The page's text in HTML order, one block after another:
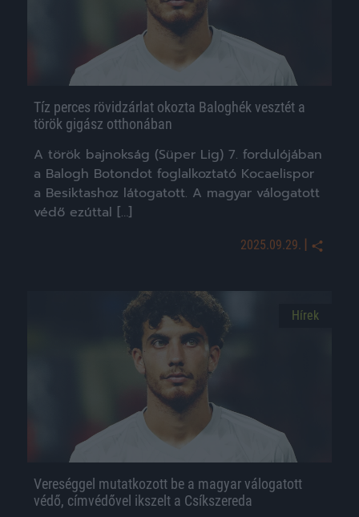
Tíz perces rövidzárlat okozta Baloghék vesztét a
török gigász otthonában
A török bajnokság (Süper Lig) 7. fordulójában
a Balogh Botondot foglalkoztató Kocaelispor
a Besiktashoz látogatott. A magyar válogatott
védő ezúttal […]
2025.09.29. |
Hírek
Vereséggel mutatkozott be a magyar válogatott
védő, címvédővel ikszelt a Csíkszereda